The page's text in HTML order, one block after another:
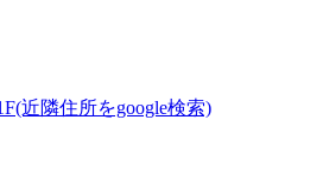
近隣住所をgoogle検索)